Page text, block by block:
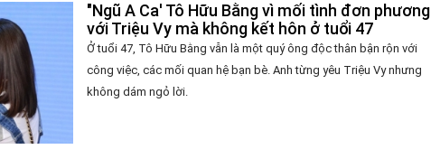
"Ngũ A Ca' Tô Hữu Bằng vì mối tình đơn phương
với Triệu Vy mà không kết hôn ở tuổi 47
Ở tuổi 47, Tô Hữu Bằng vẫn là một quý ông độc thân bận rộn với
công việc, các mối quan hệ bạn bè. Anh từng yêu Triệu Vy nhưng
không dám ngỏ lời.